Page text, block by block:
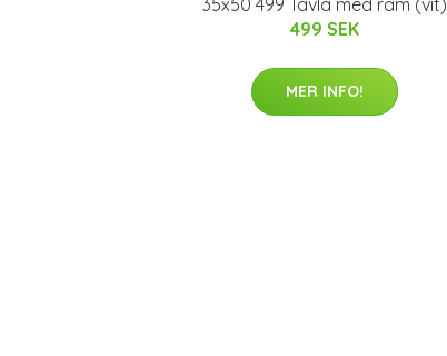
35x50 499 Tavla med ram (vit)
499 SEK
MER INFO!